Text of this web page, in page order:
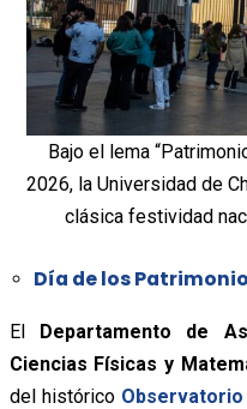
Bajo el lema
2026, la Universidad de
clásica festividad
Día de los
El Departamento de
Ciencias Físicas y
del histórico